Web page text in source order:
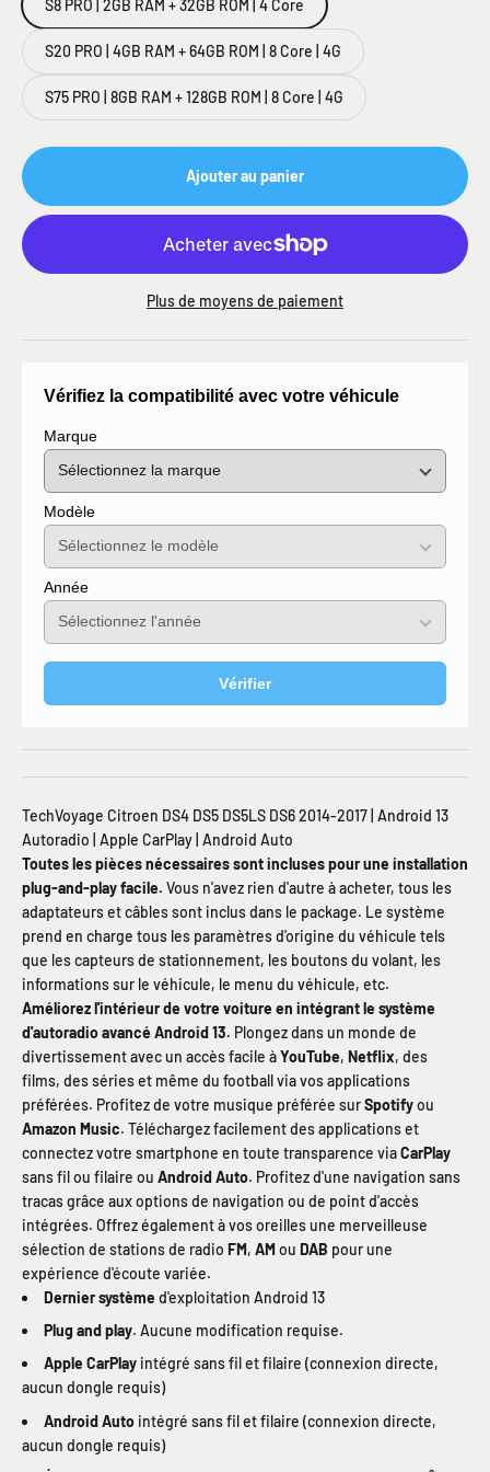
S8 PRO | 2GB RAM + 32GB ROM | 4 Core
S20 PRO | 4GB RAM + 64GB ROM | 8 Core | 4G
S75 PRO | 8GB RAM + 128GB ROM | 8 Core | 4G
Ajouter au panier
Plus de moyens de paiement
Vérifiez la compatibilité avec votre véhicule
Marque
Modèle
Année
Vérifier
TechVoyage Citroen DS4 DS5 DS5LS DS6 2014-2017 | Android 13
Autoradio | Apple CarPlay | Android Auto
Toutes les pièces nécessaires sont incluses pour une installation
plug-and-play facile. Vous n'avez rien d'autre à acheter, tous les
adaptateurs et câbles sont inclus dans le package. Le système
prend en charge tous les paramètres d'origine du véhicule tels
que les capteurs de stationnement, les boutons du volant, les
informations sur le véhicule, le menu du véhicule, etc.
Améliorez l'intérieur de votre voiture en intégrant le système
d'autoradio avancé Android 13. Plongez dans un monde de
divertissement avec un accès facile àYouTube, Netflix, des
films, des séries et même du football via vos applications
préférées. Profitez de votre musique préférée surSpotifyou
Amazon Music. Téléchargez facilement des applications et
connectez votre smartphone en toute transparence viaCarPlay
sans fil ou filaire ou Android Auto. Profitez d'une navigation sans
tracas grâce aux options de navigation ou de point d'accès
intégrées. Offrez également à vos oreilles une merveilleuse
sélection de stations de radio FM, AMou DAB pour une
expérience d'écoute variée.
Dernier système d'exploitation Android 13
Plug and play. Aucune modification requise.
Apple CarPlay intégré sans fil et filaire (connexion directe,
aucun dongle requis)
Android Auto intégré sans fil et filaire (connexion directe,
aucun dongle requis)